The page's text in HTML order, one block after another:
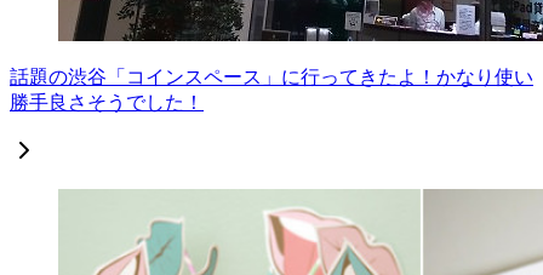
話題の渋谷「コインスペース」に行ってきたよ！かなり使い
勝手良さそうでした！